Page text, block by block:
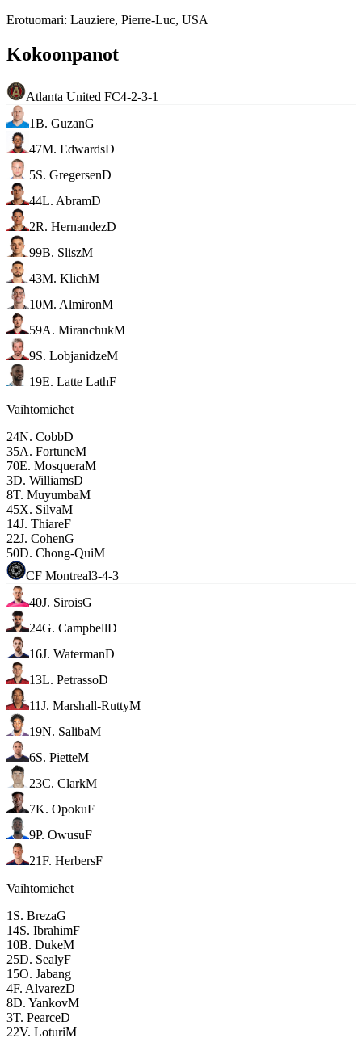
Erotuomari: Lauziere, Pierre-Luc, USA
Kokoonpanot
Atlanta United FC4-2-3-1
1B. GuzanG
47M. EdwardsD
5S. GregersenD
44L. AbramD
2R. HernandezD
99B. SliszM
43M. KlichM
10M. AlmironM
59A. MiranchukM
9S. LobjanidzeM
19E. Latte LathF
Vaihtomiehet
24N. CobbD
35A. FortuneM
70E. MosqueraM
3D. WilliamsD
8T. MuyumbaM
45X. SilvaM
14J. ThiareF
22J. CohenG
50D. Chong-QuiM
CF Montreal3-4-3
40J. SiroisG
24G. CampbellD
16J. WatermanD
13L. PetrassoD
11J. Marshall-RuttyM
19N. SalibaM
6S. PietteM
23C. ClarkM
7K. OpokuF
9P. OwusuF
21F. HerbersF
Vaihtomiehet
1 S. BrezaG
14S. IbrahimF
10B. DukeM
25D. SealyF
15O. Jabang
4F. AlvarezD
8D. YankovM
3T. PearceD
22V. LoturiM